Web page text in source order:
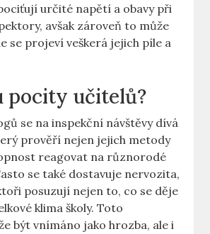
určité napětí a obavy při⁤
avšak zároveň to⁢ může⁢
se projeví veškerá‍ jejich píle a
pocity učitelů?
se⁢ na inspekční návštěvy ⁢dívá
prověří nejen ‌jejich metody
reagovat na různorodé
se ​také​ dostavuje nervozita,
posuzují ‌nejen to, ‍co se ‍děje
klima školy. Toto
‌být vnímáno jako hrozba, ale⁢ i